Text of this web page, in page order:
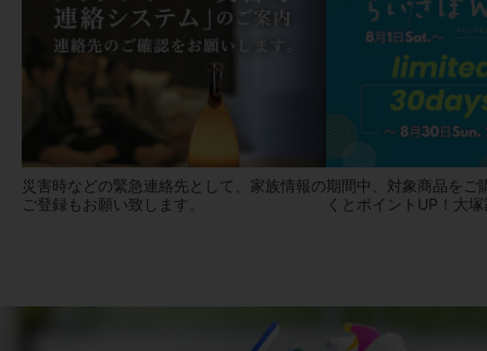
災害時などの緊急連絡先として、家族情報の
ご登録もお願い致します。
期間中、対象商品をご
くとポイントUP！大